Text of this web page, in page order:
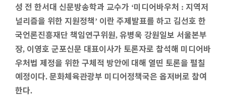
성 전 한서대 신문방송학과 교수가 ‘미디어바우처 : 지역저
널리즘을 위한 지원정책’ 이란 주제발표를 하고 김선호 한
국언론진흥재단 책임연구위원, 유병욱 강원일보 서울본부
장, 이영호 군포신문 대표이사가 토론자로 참석해 미디어바
우처법 제정을 위한 구체적 방안에 대해 열띤 토론을 펼칠
예정이다. 문화체육관광부 미디어정책국은 옵저버로 참여
한다.